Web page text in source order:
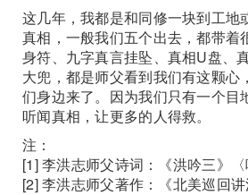
这几年，我都是和同修一块到工地
真相，一般我们五个出去，都带着
身符、九字真言挂坠、真相U盘、
大兜，都是师父看到我们有这颗心
们身边来了。因为我们只有一个目
听闻真相，让更多的人得救。
注：
[1] 李洪志师父诗词：《洪吟三》〈
[2] 李洪志师父著作：《北美巡回讲